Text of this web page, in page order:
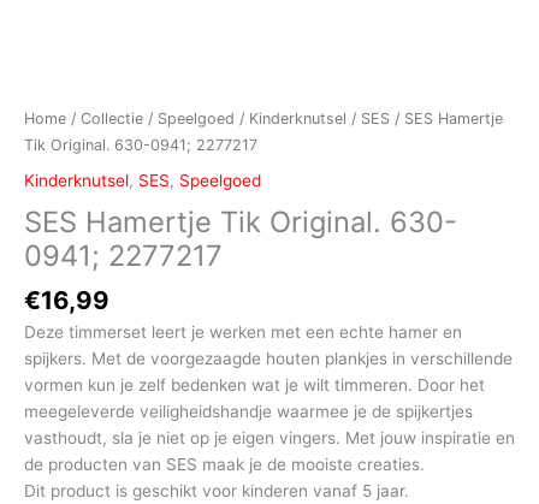
Home / Collectie / Speelgoed / Kinderknutsel / SES / SES Hamertje
Tik Original. 630-0941; 2277217
Kinderknutsel, SES, Speelgoed
SES Hamertje Tik Original. 630-
0941; 2277217
€16,99
Deze timmerset leert je werken met een echte hamer en
spijkers. Met de voorgezaagde houten plankjes in verschillende
vormen kun je zelf bedenken wat je wilt timmeren. Door het
meegeleverde veiligheidshandje waarmee je de spijkertjes
vasthoudt, sla je niet op je eigen vingers. Met jouw inspiratie en
de producten van SES maak je de mooiste creaties.
Dit product is geschikt voor kinderen vanaf 5 jaar.